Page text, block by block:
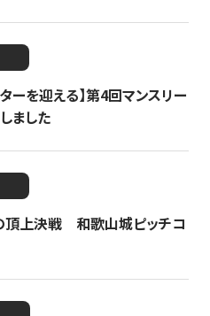
ーを迎える】​​第4回マンスリー
ました
頂上決戦 和歌山城ピッチコ